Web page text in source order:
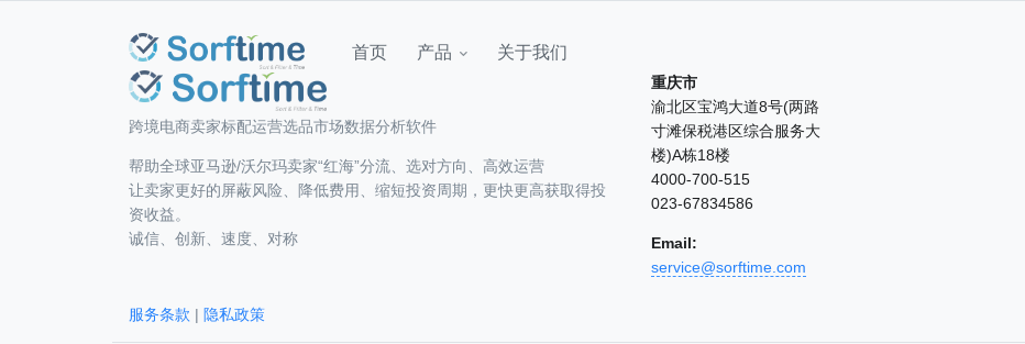
首页 产品 关于我们
跨境电商卖家标配运营选品市场数据分析软件
帮助全球亚马逊/沃尔玛卖家“红海”分流、选对方向、高效运营
让卖家更好的屏蔽风险、降低费用、缩短投资周期，更快更高获取得投
资收益。
诚信、创新、速度、对称
重庆市
渝北区宝鸿大道8号(两路
寸滩保税港区综合服务大
楼)A栋18楼
4000-700-515
023-67834586
Email:
service@sorftime.com
服务条款 | 隐私政策